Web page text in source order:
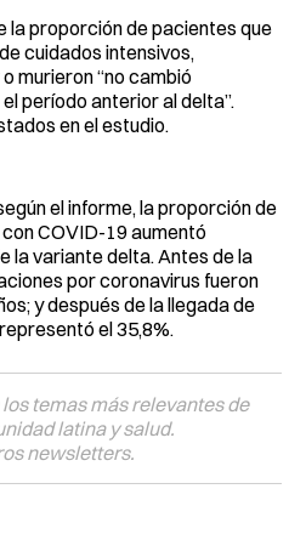
la proporción de pacientes que
cuidados intensivos,
murieron “no cambió
período anterior al delta”.
en el estudio.
el informe, la proporción de
COVID-19 aumentó
la variante delta. Antes de la
por coronavirus fueron
y después de la llegada de
el 35,8%.
temas más relevantes de
latina y salud.
newsletters.